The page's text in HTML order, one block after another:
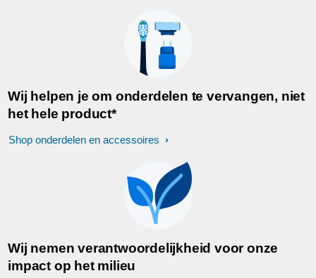
Wij helpen je om onderdelen te vervangen, niet
het hele product*
Shop onderdelen en accessoires
Wij nemen verantwoordelijkheid voor onze
impact op het milieu